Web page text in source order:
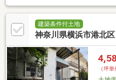
問い合わせください。（建物価格
校、中学校が徒歩10分以内で通学
騎が原小学校・・約400ｍ（徒歩5
650ｍ（徒歩9分）・柏幼稚園・・
ゼン南まきが原店・・約776ｍ（徒
建築条件付土地
神奈川県横浜市港北
（坪単